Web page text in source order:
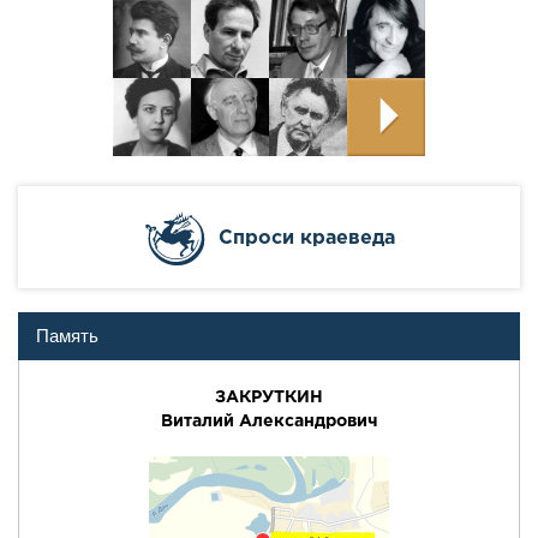
Cпроси краеведа
Память
ЗАКРУТКИН
Виталий Александрович